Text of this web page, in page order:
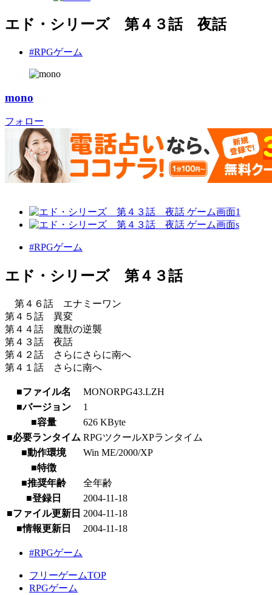
エド・シリーズ 第４３話 夜話
#RPGゲーム
mono
フォロー
#RPGゲーム
エド・シリーズ 第４３話
第４６話 エナミーワン
第４５話 異変
第４４話 魔獣の逆襲
第４３話 夜話
第４２話 さらにさらに南へ
第４１話 さらに南へ
■ファイル名
MONORPG43.LZH
■バージョン
1
■容量
626 KByte
■必要ランタイム RPGツクールXPランタイム
■動作環境
Win ME/2000/XP
■特徴
■推奨年齢
全年齢
■登録日
2004-11-18
■ファイル更新日 2004-11-18
■情報更新日
2004-11-18
#RPGゲーム
フリーゲームTOP
RPGゲーム